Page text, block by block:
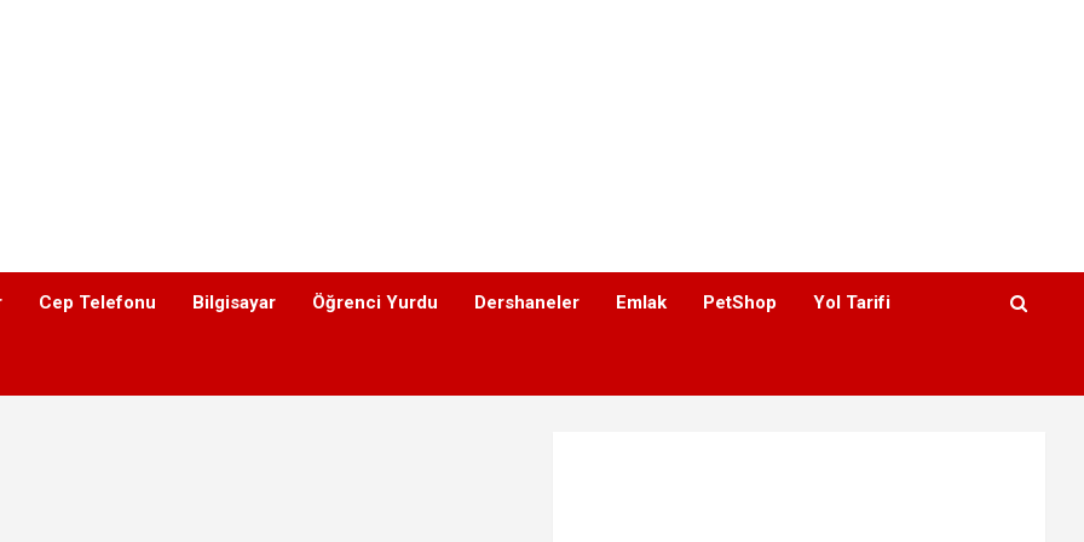
Cep Telefonu Bilgisayar Öğrenci Yurdu Dershaneler Emlak PetShop Yol Tarifi